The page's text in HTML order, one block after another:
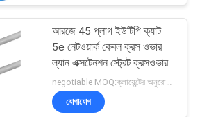
আরজে 45 প্লাগ ইউটিপি ক্যাট
5e নেটওয়ার্ক কেবল ক্রস ওভার
ল্যান এক্সটেনশন স্ট্রেট ক্রসওভার
negotiable MOQ:ক্লায়েন্টের অনুরোধ হিসাবে কাস্টমাইজড টাইপ 30000 মিটার হিসাবে স্টক।
যোগাযোগ